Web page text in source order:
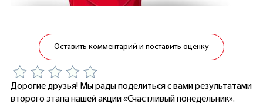
Оставить комментарий и поставить оценку
Дорогие друзья! Мы рады поделиться с вами результатами
второго этапа нашей акции «Счастливый понедельник».